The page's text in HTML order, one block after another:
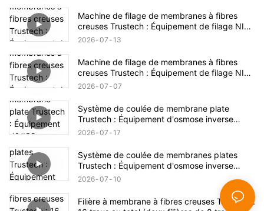
Machine de filage de membranes à fibres
creuses Trustech : Équipement de filage NIPS
dévoilé (16)
2026 07 13
Machine de filage de membranes à fibres
creuses Trustech : Équipement de filage NIPS
dévoilé (15)
2026 07 07
Système de coulée de membrane plate
Trustech : Équipement d'osmose inverse
dévoilé (XIV)
2026 07 17
Système de coulée de membranes plates
Trustech : Équipement d'osmose inverse
dévoilé (XIII)
2026 07 10
Filière à membrane à fibres creuses Trustech :